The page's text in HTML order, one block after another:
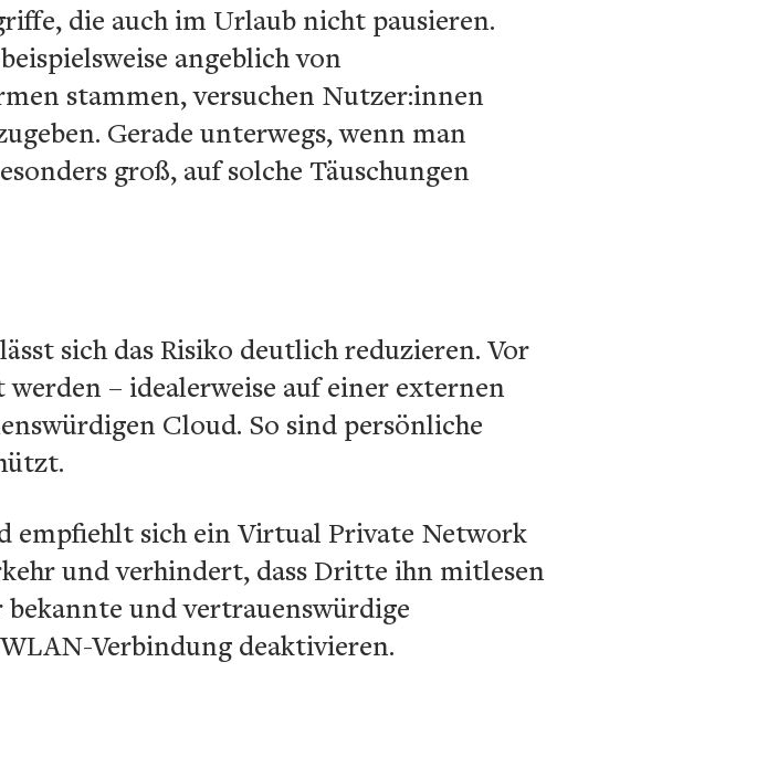
die auch im Urlaub nicht pausieren.
angeblich von
stammen, versuchen Nutzer:innen
Gerade unterwegs, wenn man
groß, auf solche Täuschungen
sich das Risiko deutlich reduzieren. Vor
– idealerweise auf einer externen
Cloud. So sind persönliche
empfiehlt sich ein Virtual Private Network
und verhindert, dass Dritte ihn mitlesen
und vertrauenswürdige
Verbindung deaktivieren.